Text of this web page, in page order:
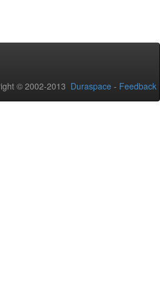
© 2002-2013 Duraspace - Feedback